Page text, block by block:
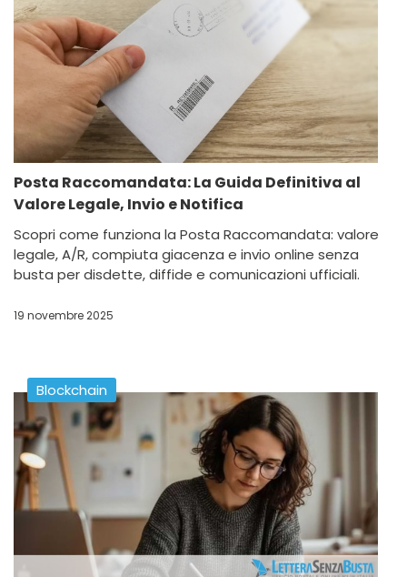
Posta Raccomandata: La Guida Definitiva al
Valore Legale, Invio e Notifica
Scopri come funziona la Posta Raccomandata: valore
legale, A/R, compiuta giacenza e invio online senza
busta per disdette, diffide e comunicazioni ufficiali.
19 novembre 2025
Blockchain